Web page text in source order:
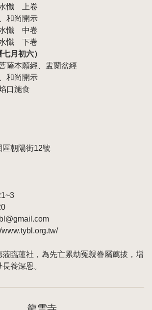
懺 上卷
和尚開示
懺 中卷
懺 下卷
月初六）
薩本願經、盂蘭盆經
和尚開示
口施食
朝陽街12號
www.tybl.org.tw/
臨蓮社，為先亡累劫冤親眷屬薦拔，增
養深恩。